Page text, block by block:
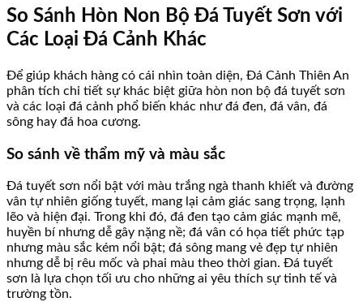
So Sánh Hòn Non Bộ Đá Tuyết Sơn với
Các Loại Đá Cảnh Khác
Để giúp khách hàng có cái nhìn toàn diện, Đá Cảnh Thiên An
phân tích chi tiết sự khác biệt giữa hòn non bộ đá tuyết sơn
và các loại đá cảnh phổ biến khác như đá đen, đá vân, đá
sông hay đá hoa cương.
So sánh về thẩm mỹ và màu sắc
Đá tuyết sơn nổi bật với màu trắng ngà thanh khiết và đường
vân tự nhiên giống tuyết, mang lại cảm giác sang trọng, lạnh
lẽo và hiện đại. Trong khi đó, đá đen tạo cảm giác mạnh mẽ,
huyền bí nhưng dễ gây nặng nề; đá vân có họa tiết phức tạp
nhưng màu sắc kém nổi bật; đá sông mang vẻ đẹp tự nhiên
nhưng dễ bị rêu mốc và phai màu theo thời gian. Đá tuyết
sơn là lựa chọn tối ưu cho những ai yêu thích sự tinh tế và
trường tồn.